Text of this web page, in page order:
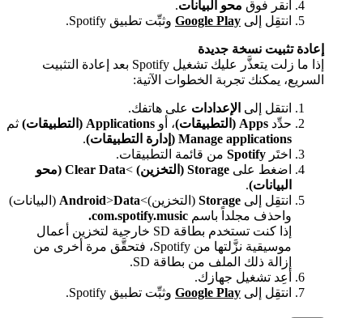
انقر فوق محو البيانات.
انتقِل إلى Google Play وثبِّت تطبيق Spotify.
إعادة تثبيت نسخة جديدة
إذا ما زلت يتعذَّر عليك تشغيل Spotify بعد إعادة التثبيت
السريع، يمكنك تجربة الخطوات الآتية:
انتقل إلى الإعدادات على هاتفك.
حدِّد Apps (التطبيقات) ، أو Applications (التطبيقات)
ثم
Manage applications (إدارة التطبيقات)
.
اختَر Spotify من قائمة التطبيقات.
اضغط على Storage (التخزين) >
Clear Data (محو
البيانات).
انتقِل إلى Storage (التخزين)> Android>Data
(البيانات)
واحذف مجلداً باسم com.spotify.music.
إذا كنت تستخدم بطاقة SD خارجية لتخزين أعمال
موسيقية نزَّلتها من Spotify، فتحقَّق مرة أخرى من
إزالة ذلك الملف من بطاقة SD.
أعِد تشغيل جهازك.
انتقِل إلى Google Play وثبِّت تطبيق Spotify.